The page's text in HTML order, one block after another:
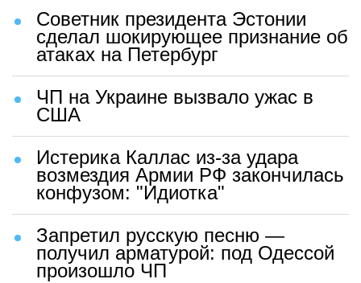
Советник президента Эстонии
сделал шокирующее признание об
атаках на Петербург
ЧП на Украине вызвало ужас в
США
Истерика Каллас из-за удара
возмездия Армии РФ закончилась
конфузом: "Идиотка"
Запретил русскую песню —
получил арматурой: под Одессой
произошло ЧП